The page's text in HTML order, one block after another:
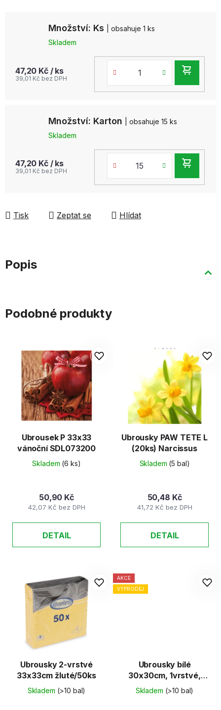
Množství: Ks
| obsahuje 1 ks
Skladem
47,20 Kč / ks
39,01 Kč bez DPH
Množství: Karton
| obsahuje 15 ks
Skladem
47,20 Kč / ks
39,01 Kč bez DPH
Tisk Zeptat se Hlídat
Popis
Podobné produkty
Ubrousek P 33x33
vánoční SDL073200
Skladem (6 ks)
42,07 Kč bez DPH
50,90 Kč
DETAIL
Ubrousky PAW TETE L
(20ks) Narcissus
Skladem (5 bal)
41,72 Kč bez DPH
50,48 Kč
DETAIL
Ubrousky 2-vrstvé
33x33cm žluté/50ks
Skladem (>10 bal)
AKCE
VÝPRODEJ
Ubrousky bílé
30x30cm, 1vrstvé,
100ks/balení, celulóza
Skladem (>10 bal)